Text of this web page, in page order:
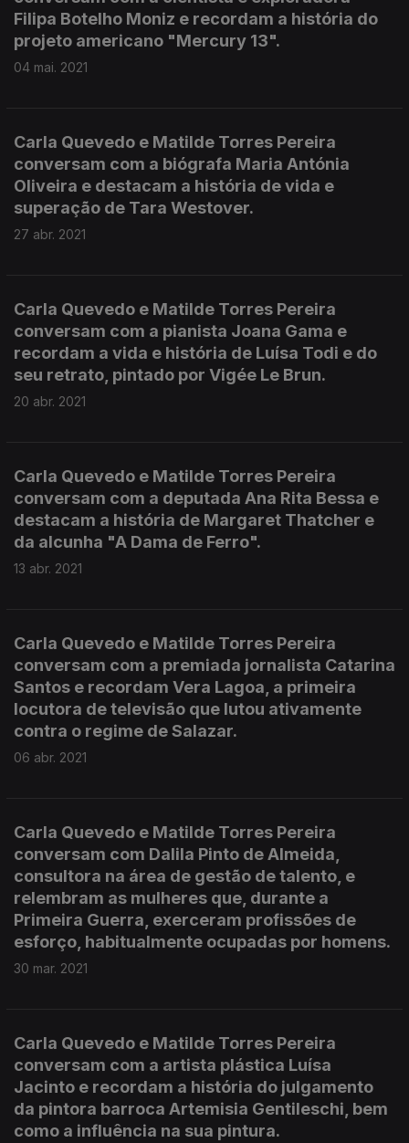
Filipa Botelho Moniz e recordam a história do
projeto americano "Mercury 13".
04 mai. 2021
Carla Quevedo e Matilde Torres Pereira
conversam com a biógrafa Maria Antónia
Oliveira e destacam a história de vida e
superação de Tara Westover.
27 abr. 2021
Carla Quevedo e Matilde Torres Pereira
conversam com a pianista Joana Gama e
recordam a vida e história de Luísa Todi e do
seu retrato, pintado por Vigée Le Brun.
20 abr. 2021
Carla Quevedo e Matilde Torres Pereira
conversam com a deputada Ana Rita Bessa e
destacam a história de Margaret Thatcher e
da alcunha "A Dama de Ferro".
13 abr. 2021
Carla Quevedo e Matilde Torres Pereira
conversam com a premiada jornalista Catarina
Santos e recordam Vera Lagoa, a primeira
locutora de televisão que lutou ativamente
contra o regime de Salazar.
06 abr. 2021
Carla Quevedo e Matilde Torres Pereira
conversam com Dalila Pinto de Almeida,
consultora na área de gestão de talento, e
relembram as mulheres que, durante a
Primeira Guerra, exerceram profissões de
esforço, habitualmente ocupadas por homens.
30 mar. 2021
Carla Quevedo e Matilde Torres Pereira
conversam com a artista plástica Luísa
Jacinto e recordam a história do julgamento
da pintora barroca Artemisia Gentileschi, bem
como a influência na sua pintura.